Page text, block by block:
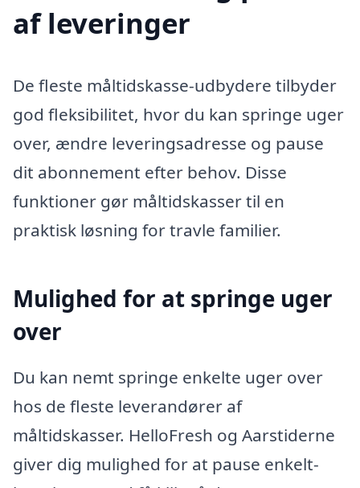
af leveringer
De fleste måltidskasse-udbydere tilbyder
god fleksibilitet, hvor du kan springe uger
over, ændre leveringsadresse og pause
dit abonnement efter behov. Disse
funktioner gør måltidskasser til en
praktisk løsning for travle familier.
Mulighed for at springe uger
over
Du kan nemt springe enkelte uger over
hos de fleste leverandører af
måltidskasser. HelloFresh og Aarstiderne
giver dig mulighed for at pause enkelt-